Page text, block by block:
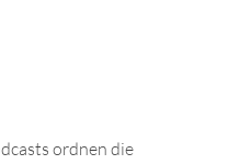
ordnen die